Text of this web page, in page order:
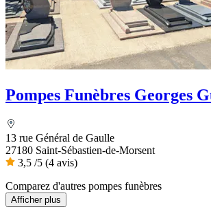
Pompes Funèbres Georges
13 rue Général de Gaulle
27180 Saint-Sébastien-de-Morsent
3,5 /5 (4 avis)
Comparez d'autres pompes funèbres
Afficher plus